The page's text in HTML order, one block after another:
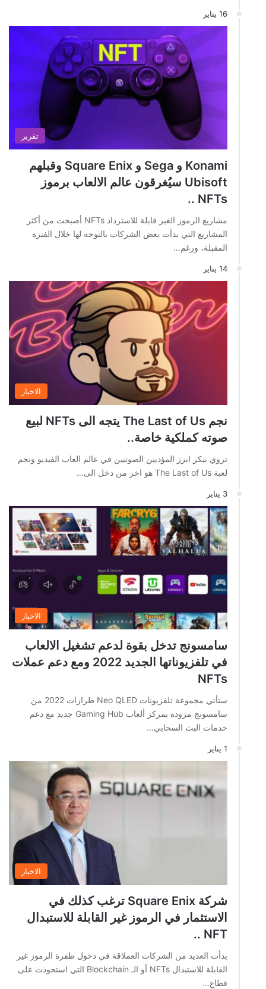
16 يناير
تقرير
Konami و Sega و Square Enix وقبلهم
Ubisoft سيُغرقون عالم الالعاب برموز
NFTs ..
مشاريع الرموز الغير قابلة للاسترداد NFTs أصبحت من أكثر
المشاريع التي بدأت بعض الشركات بالتوجه لها خلال الفترة
المقبلة، ورغم…
14 يناير
الاخبار
نجم The Last of Us يتجه الى NFTs لبيع
صوته كملكية خاصة..
تروي بيكر ابرز المؤديين الصوتيين في عالم العاب الفيديو ونجم
لعبة The Last of Us هو اخر من دخل الى…
3 يناير
الاخبار
سامسونج تدخل بقوة لدعم تشغيل الالعاب
في تلفزيوناتها الجديد 2022 ومع دعم عملات
NFTs
ستأتي مجموعة تلفزيونات Neo QLED طرازات 2022 من
سامسونج مزودة بمركز ألعاب Gaming Hub جديد مع دعم
خدمات البث السحابي…
1 يناير
الاخبار
شركة Square Enix ترغب كذلك في
الاستثمار في الرموز غير القابلة للاستبدال
NFT ..
بدأت العديد من الشركات العملاقة في دخول طفرة الرموز غير
القابلة للاستبدال NFTs أو الـ Blockchain التي استحوذت على
قطاع…